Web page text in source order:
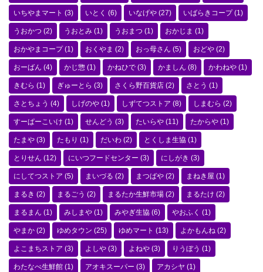
いちやまマート (3) いとく (6) いなげや (27) いばらきコープ(1)
うおかつ (2) うおとみ (1) うおまつ (1) おかじま (1)
おかやまコープ(1) おくやま (2) おっ母さん (5) おどや (2)
おーばん (4) かじ惣 (1) かねひで (3) かましん (8) かわねや (1)
きむら (1) ぎゅーとら (3) さくら野百貨店 (2) さとう (1)
さとちょう (4) しげのや (1) しずてつストア (8) しまむら (2)
すーぱーこいけ (1) せんどう (3) たいらや (11) たからや (1)
たまや (3) たもり (1) だいわ (2) とくしま生協 (1)
とりせん (12) にいつフードセンター (3) にしがき (3)
にしてつストア (5) まいづる (2) まつばや (2) まねき屋 (1)
まるき (2) まるごう (2) まるたか生鮮市場 (2) まるたけ (2)
まるまん (1) みしまや (1) みやぎ生協 (6) やおふく (1)
やまか (2) ゆめタウン (25) ゆめマート (13) よかもんね (2)
よこまちストア (3) よしや (3) よねや (3) りうぼう (1)
わたなべ生鮮館 (1) アオキスーパー (3) アカシヤ (1)